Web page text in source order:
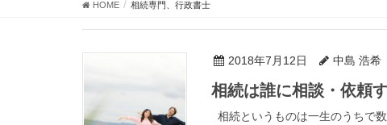
HOME 相続専門、行政書士
2018年7月12日 中島 浩希
相続は誰に相談・依頼
相続というものは一生のうちで